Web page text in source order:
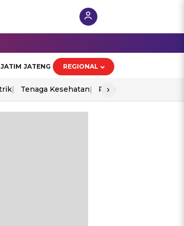
JATIM JATENG REGIONAL
Tenaga Kesehatan Piala Aff 2026
›